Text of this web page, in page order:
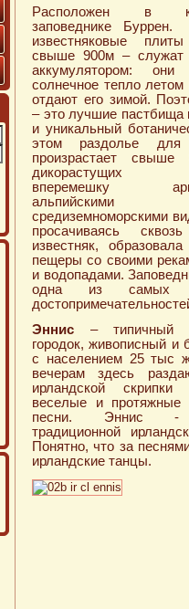
Расположен в
заповеднике Буррен.
известняковые
свыше 900м – служат
аккумулятором: они
солнечное тепло
отдают его зимой.
– это лучшие пастбища
и уникальный
этом раздолье для
произрастает свыше
дикорастущих
вперемешку
средиземноморскими
просачиваясь
известняк,
пещеры со своими
и водопадами.
одна из самых
Эннис – типичный
городок, живописный и
с населением 25 тыс
вечерам здесь
ирландской
веселые и протяжные
песни. Эннис -
традиционной
Понятно, что за
ирландские танцы.